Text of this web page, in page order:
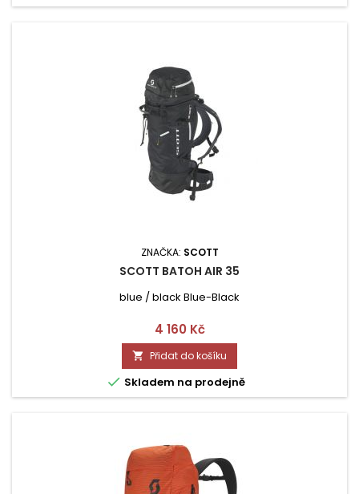
ZNAČKA: SCOTT
SCOTT BATOH AIR 35
blue / black Blue-Black
Cena
4 160 Kč
 Přidat do košíku
 Skladem na prodejně